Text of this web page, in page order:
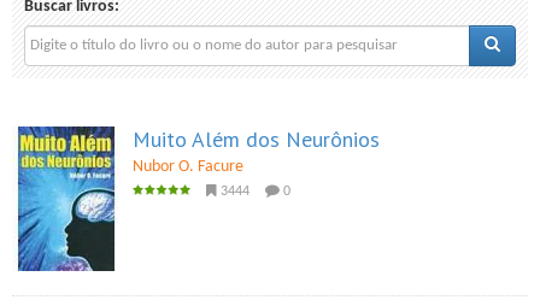
Buscar livros:
Muito Além dos Neurônios
Nubor O. Facure
3444 0